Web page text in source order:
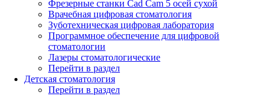
Фрезерные станки Cad Cam 5 осей сухой
Врачебная цифровая стоматология
Зуботехническая цифровая лаборатория
Программное обеспечение для цифровой
стоматологии
Лазеры стоматологические
Перейти в раздел
Детская стоматология
Перейти в раздел